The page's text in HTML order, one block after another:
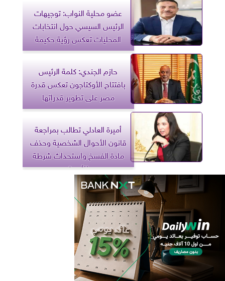
عضو محلية النواب: توجيهات
الرئيس السيسي حول انتخابات
المحليات تعكس رؤية حكيمة
حازم الجندي: كلمة الرئيس
بافتتاح الأوكتاجون تعكس قدرة
مصر على تطوير قدراتها
أميرة العادلي تطالب بمراجعة
قانون الأحوال الشخصية وحذف
مادة الفسخ واستحداث شرطة
للأسرة